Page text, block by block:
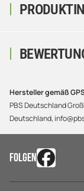
Hersteller gemäß
PBS Deutschland
Deutschland,
FOLGEN